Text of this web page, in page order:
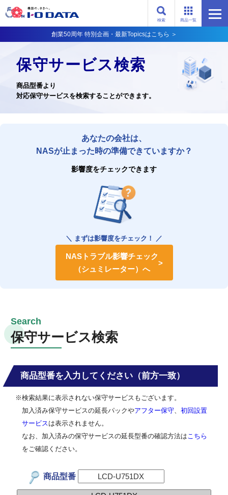
商品一覧
検索
創業50周年 特別企画・最新Topicsはこちら ＞
保守サービス検索
商品型番より
対応保守サービスを検索することができます。
あなたの会社は、
NASが止まった時の準備できていますか？
影響度をチェックできます
＼ まずは影響度をチェック！ ／
NASトラブル影響チェック
（シュミレーター）へ
保守サービス検索
商品型番を入力してください（前方一致）
※検索結果に表示されない保守サービスもございます。
加入済み保守サービスの延長パックやアフター保守
初回設置
サービス は表示されません。
なお、加入済みの保守サービスの延長型番の確認方法は こちら
をご確認ください。
商品型番